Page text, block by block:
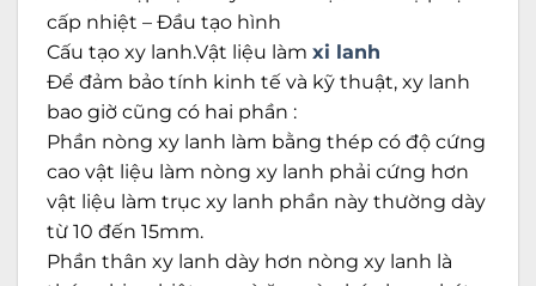
cấp nhiệt – Đầu tạo hình
Cấu tạo xy lanh.Vật liệu làm xi lanh
Để đảm bảo tính kinh tế và kỹ thuật, xy lanh
bao giờ cũng có hai phần :
Phần nòng xy lanh làm bằng thép có độ cứng
cao vật liệu làm nòng xy lanh phải cứng hơn
vật liệu làm trục xy lanh phần này thường dày
từ 10 đến 15mm.
Phần thân xy lanh dày hơn nòng xy lanh là